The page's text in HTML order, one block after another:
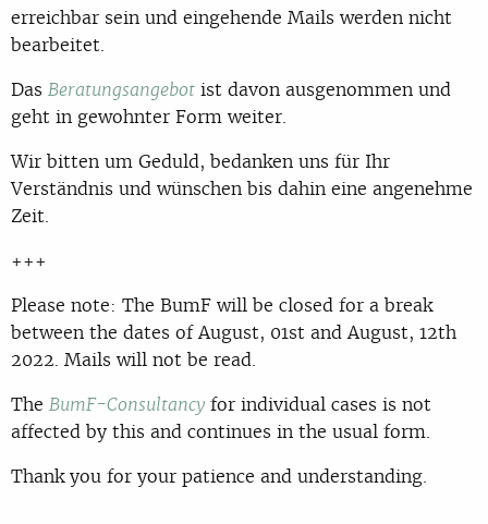
erreichbar sein und eingehende Mails werden nicht
bearbeitet.
Das Beratungsangebot ist davon ausgenommen und
geht in gewohnter Form weiter.
Wir bitten um Geduld, bedanken uns für Ihr
Verständnis und wünschen bis dahin eine angenehme
Zeit.
+++
Please note: The BumF will be closed for a break
between the dates of August, 01st and August, 12th
2022. Mails will not be read.
The BumF-Consultancy for individual cases is not
affected by this and continues in the usual form.
Thank you for your patience and understanding.